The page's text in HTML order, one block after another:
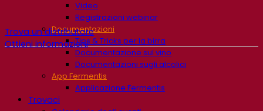
Video
Registrazioni webinar
Documentazioni
Tips & Tricks per la birra
Documentazione sul vino
Documentazioni sugli alcolici
App Fermentis
Applicazione Fermentis
Trovaci
Trova un distributore
Ottieni informazioni